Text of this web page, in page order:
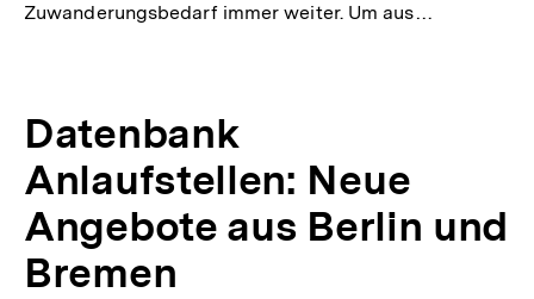
Zuwanderungsbedarf immer weiter. Um aus…
Datenbank
Anlaufstellen: Neue
Angebote aus Berlin und
Bremen